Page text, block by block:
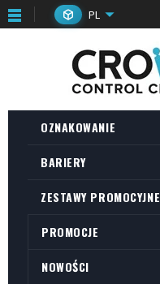
PL
OZNAKOWANIE
BARIERY
ZESTAWY PROMOCYJNE
PROMOCJE
NOWOŚCI